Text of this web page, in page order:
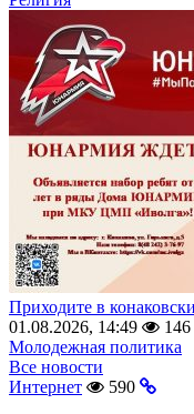
Приходите в
01.08.2026, 14:49
146
Молодежная политика
Все новости
Интернет
590